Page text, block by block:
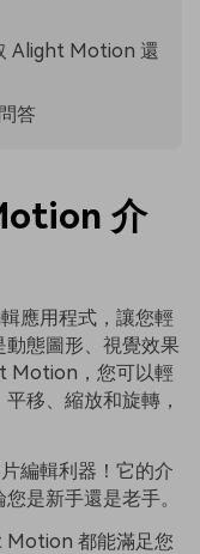
Alight Motion 還
答
介
應用程式，讓您輕
態圖形、視覺效果
Motion，您可以輕
移、縮放和旋轉，
編輯利器！它的介
是新手還是老手。
Motion 都能滿足您